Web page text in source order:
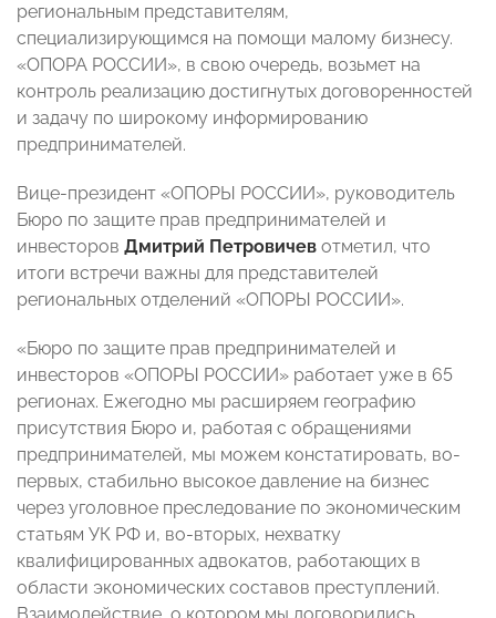
региональным представителям,
специализирующимся на помощи малому бизнесу.
«ОПОРА РОССИИ», в свою очередь, возьмет на
контроль реализацию достигнутых договоренностей
и задачу по широкому информированию
предпринимателей.
Вице-президент «ОПОРЫ РОССИИ», руководитель
Бюро по защите прав предпринимателей и
инвесторов Дмитрий Петровичев отметил, что
итоги встречи важны для представителей
региональных отделений «ОПОРЫ РОССИИ».
«Бюро по защите прав предпринимателей и
инвесторов «ОПОРЫ РОССИИ» работает уже в 65
регионах. Ежегодно мы расширяем географию
присутствия Бюро и, работая с обращениями
предпринимателей, мы можем констатировать, во-
первых, стабильно высокое давление на бизнес
через уголовное преследование по экономическим
статьям УК РФ и, во-вторых, нехватку
квалифицированных адвокатов, работающих в
области экономических составов преступлений.